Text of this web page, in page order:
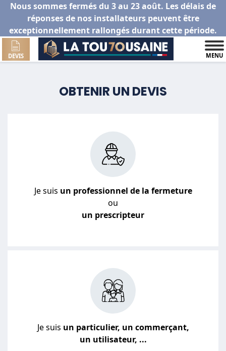
Nous sommes fermés du 3 au 23 août. Les délais de
réponses de nos installateurs peuvent être
exceptionnellement rallongés durant cette période.
DEVIS MENU
OBTENIR UN DEVIS
Je suis un professionnel de la fermeture
ou
un prescripteur
Je suis un particulier, un commerçant,
un utilisateur, ...